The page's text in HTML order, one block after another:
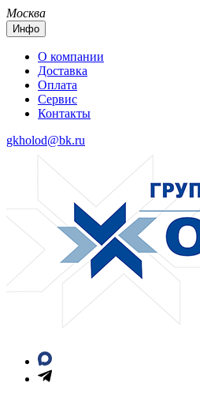
Москва
Инфо
О компании
Доставка
Оплата
Сервис
Контакты
gkholod@bk.ru